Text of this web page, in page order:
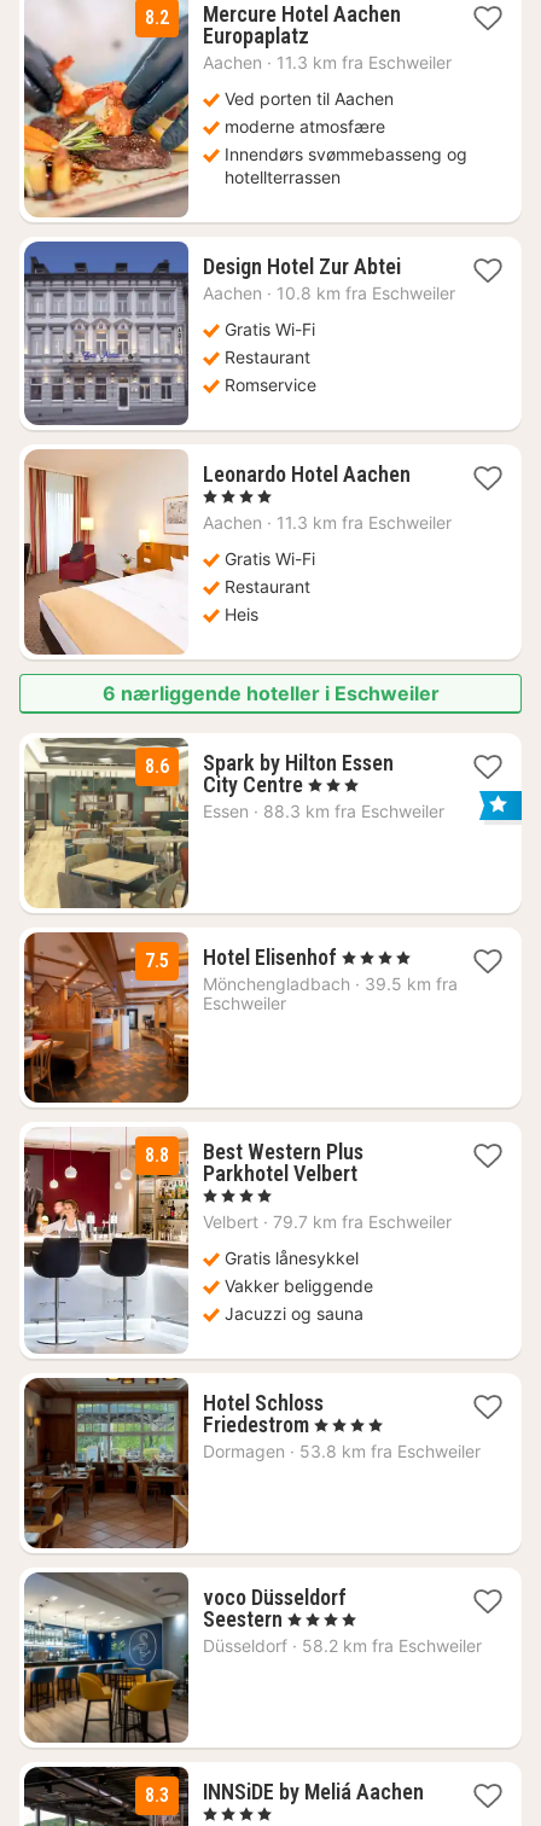
8.2
Mercure Hotel Aachen
Europaplatz2
netter
1199
kr.
Aachen · 11.3 km fra Eschweiler
Ved porten til Aachen
moderne atmosfære
Innendørs svømmebasseng og
hotellterrassen
Design Hotel Zur Abtei1
natt
Aachen · 10.8 km fra Eschweiler
Gratis Wi-Fi
Restaurant
Romservice
Leonardo Hotel Aachen1
fra
, 4 Stjerner
Aachen · 11.3 km fra Eschweiler
Gratis Wi-Fi
Restaurant
Heis
6 nærliggende hoteller i Eschweiler
8.6
Spark by Hilton Essen
City Centre3
netter
, 3 Stjerner
Essen · 88.3 km fra Eschweiler
7.5 Hotel Elisenhof 1
natt
, 4 Stjerner
Mönchengladbach · 39.5 km fra
Eschweiler
8.8
Best Western Plus
Parkhotel Velbert1
fra
kr.
, 4 Stjerner
Velbert · 79.7 km fra Eschweiler
Gratis lånesykkel
Vakker beliggende
Jacuzzi og sauna
Hotel Schloss
Friedestrom1
natt
, 4 Stjerner
Dormagen · 53.8 km fra Eschweiler
voco Düsseldorf
Seestern 1
natt
, 4 Stjerner
Düsseldorf · 58.2 km fra Eschweiler
8.3 INNSiDE by Meliá Aachen2
, 4 Stjerner